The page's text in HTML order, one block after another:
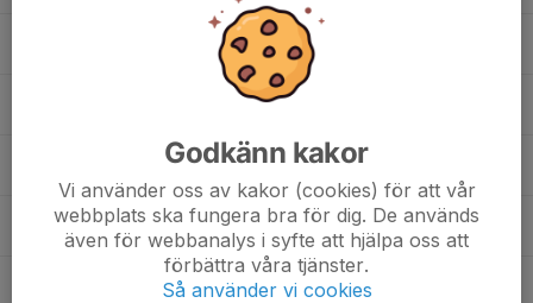
Sigge Arstadius Wistrand
William Blomberg
Godkänn kakor
Vi använder oss av kakor (cookies) för att vår
webbplats ska fungera bra för dig. De används
även för webbanalys i syfte att hjälpa oss att
förbättra våra tjänster.
Så använder vi cookies